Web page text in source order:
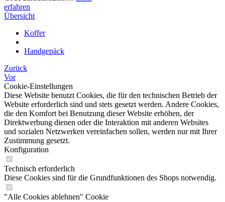
erfahren
Übersicht
Koffer
Handgepäck
Zurück
Vor
Cookie-Einstellungen
Diese Website benutzt Cookies, die für den technischen Betrieb der
Website erforderlich sind und stets gesetzt werden. Andere Cookies,
die den Komfort bei Benutzung dieser Website erhöhen, der
Direktwerbung dienen oder die Interaktion mit anderen Websites
und sozialen Netzwerken vereinfachen sollen, werden nur mit Ihrer
Zustimmung gesetzt.
Konfiguration
Technisch erforderlich
Diese Cookies sind für die Grundfunktionen des Shops notwendig.
"Alle Cookies ablehnen" Cookie